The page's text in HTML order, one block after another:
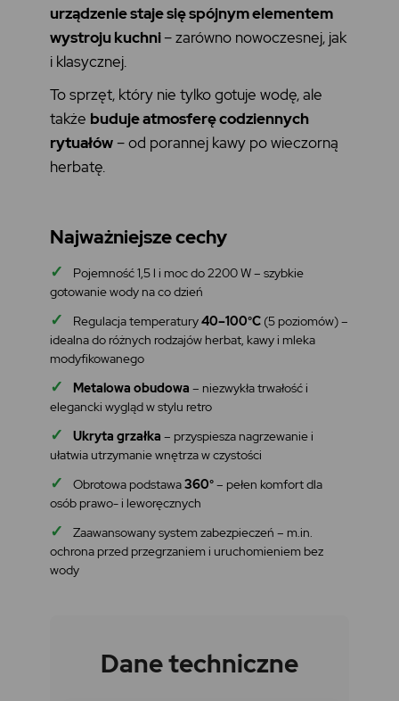
urządzenie staje się spójnym elementem
wystroju kuchni– zarówno nowoczesnej, jak
i klasycznej.
To sprzęt, który nie tylko gotuje wodę, ale
także buduje atmosferę codziennych
rytuałów– od porannej kawy po wieczorną
herbatę.
Najważniejsze cechy
✓
Pojemność 1,5 l i moc do 2200 W – szybkie
gotowanie wody na co dzień
✓ Regulacja temperatury40–100°C(5 poziomów) –
idealna do różnych rodzajów herbat, kawy i mleka
modyfikowanego
✓ Metalowa obudowa – niezwykła trwałość i
elegancki wygląd w stylu retro
✓ Ukryta grzałka – przyspiesza nagrzewanie i
ułatwia utrzymanie wnętrza w czystości
✓ Obrotowa podstawa360°– pełen komfort dla
osób prawo- i leworęcznych
✓
Zaawansowany system zabezpieczeń – m.in.
ochrona przed przegrzaniem i uruchomieniem bez
wody
Dane techniczne